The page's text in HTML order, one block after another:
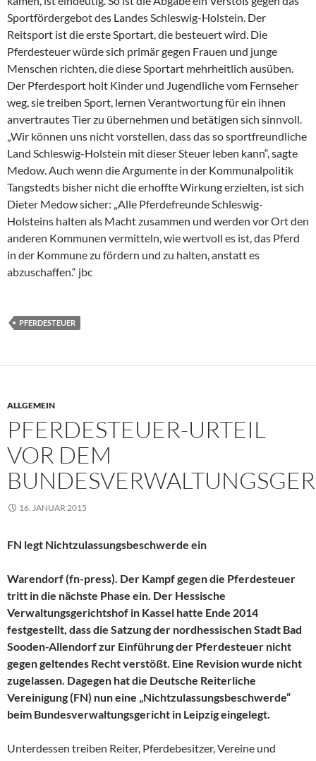
Sportfördergebot des Landes Schleswig-Holstein. Der
Reitsport ist die erste Sportart, die besteuert wird. Die
Pferdesteuer würde sich primär gegen Frauen und junge
Menschen richten, die diese Sportart mehrheitlich ausüben.
Der Pferdesport holt Kinder und Jugendliche vom Fernseher
weg, sie treiben Sport, lernen Verantwortung für ein ihnen
anvertrautes Tier zu übernehmen und betätigen sich sinnvoll.
„Wir können uns nicht vorstellen, dass das so sportfreundliche
Land Schleswig-Holstein mit dieser Steuer leben kann“, sagte
Medow. Auch wenn die Argumente in der Kommunalpolitik
Tangstedts bisher nicht die erhoffte Wirkung erzielten, ist sich
Dieter Medow sicher: „Alle Pferdefreunde Schleswig-
Holsteins halten als Macht zusammen und werden vor Ort den
anderen Kommunen vermitteln, wie wertvoll es ist, das Pferd
in der Kommune zu fördern und zu halten, anstatt es
abzuschaffen.“ jbc
PFERDESTEUER
ALLGEMEIN
PFERDESTEUER-URTEIL
VOR DEM
16. JANUAR 2015
FN legt Nichtzulassungsbeschwerde ein
Warendorf (fn-press). Der Kampf gegen die Pferdesteuer
tritt in die nächste Phase ein. Der Hessische
Verwaltungsgerichtshof in Kassel hatte Ende 2014
festgestellt, dass die Satzung der nordhessischen Stadt Bad
Sooden-Allendorf zur Einführung der Pferdesteuer nicht
gegen geltendes Recht verstößt. Eine Revision wurde nicht
zugelassen. Dagegen hat die Deutsche Reiterliche
Vereinigung (FN) nun eine „Nichtzulassungsbeschwerde“
beim Bundesverwaltungsgericht in Leipzig eingelegt.
Unterdessen treiben Reiter, Pferdebesitzer, Vereine und